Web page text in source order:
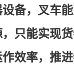
备，叉车
只能实现
效率，推